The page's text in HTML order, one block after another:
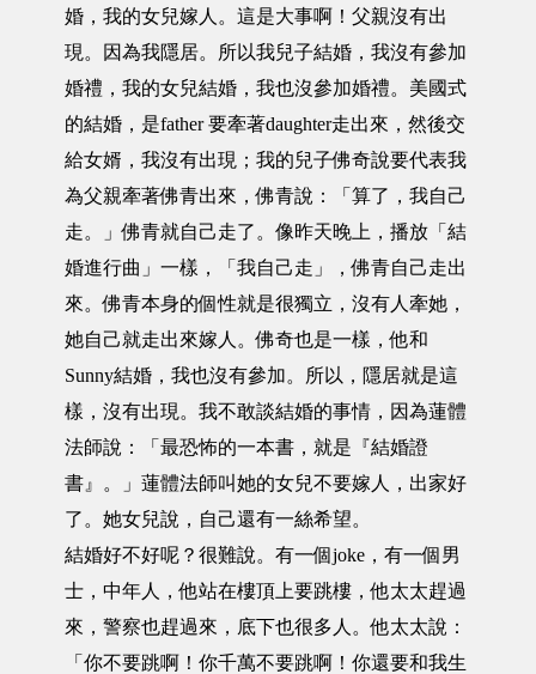
婚，我的女兒嫁人。這是大事啊！父親沒有出
現。因為我隱居。所以我兒子結婚，我沒有參加
婚禮，我的女兒結婚，我也沒參加婚禮。美國式
的結婚，是father 要牽著daughter走出來，然後交
給女婿，我沒有出現；我的兒子佛奇說要代表我
為父親牽著佛青出來，佛青說：「算了，我自己
走。」佛青就自己走了。像昨天晚上，播放「結
婚進行曲」一樣，「我自己走」，佛青自己走出
來。佛青本身的個性就是很獨立，沒有人牽她，
她自己就走出來嫁人。佛奇也是一樣，他和
Sunny結婚，我也沒有參加。所以，隱居就是這
樣，沒有出現。我不敢談結婚的事情，因為蓮體
法師說：「最恐怖的一本書，就是『結婚證
書』。」蓮體法師叫她的女兒不要嫁人，出家好
了。她女兒說，自己還有一絲希望。
結婚好不好呢？很難說。有一個joke，有一個男
士，中年人，他站在樓頂上要跳樓，他太太趕過
來，警察也趕過來，底下也很多人。他太太說：
「你不要跳啊！你千萬不要跳啊！你還要和我生